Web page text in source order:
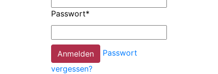
Passwort*
Passwort
vergessen?